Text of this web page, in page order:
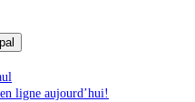
ligne aujourd’hui!